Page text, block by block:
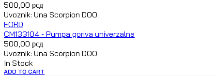
500,00 рсд
Uvoznik: Una Scorpion DOO
FORD
CM133104 - Pumpa goriva univerzalna
500,00 рсд
Uvoznik: Una Scorpion DOO
In Stock
ADD TO CART